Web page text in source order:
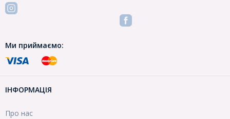
Ми приймаємо:
ІНФОРМАЦІЯ
Про нас